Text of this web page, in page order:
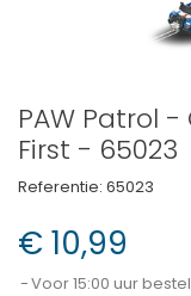
PAW Patrol
First - 65023
Referentie: 65023
€ 10,99
Voor 15:00 uur